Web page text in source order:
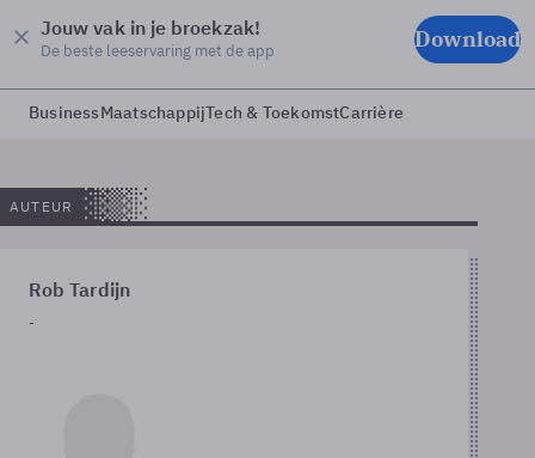
Jouw vak in je broekzak!
De beste leeservaring met de app Download
BusinessMaatschappijTech & ToekomstCarrière
AUTEUR
Rob Tardijn
-